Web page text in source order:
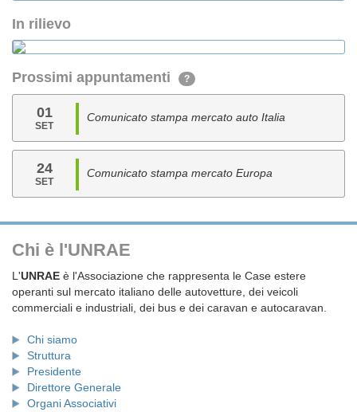
In rilievo
Prossimi appuntamenti ?
01
SET
Comunicato stampa mercato auto Italia
24
SET
Comunicato stampa mercato Europa
Chi è l'UNRAE
L'UNRAE è l'Associazione che rappresenta le Case estere
operanti sul mercato italiano delle autovetture, dei veicoli
commerciali e industriali, dei bus e dei caravan e autocaravan.
Chi siamo
Struttura
Presidente
Direttore Generale
Organi Associativi